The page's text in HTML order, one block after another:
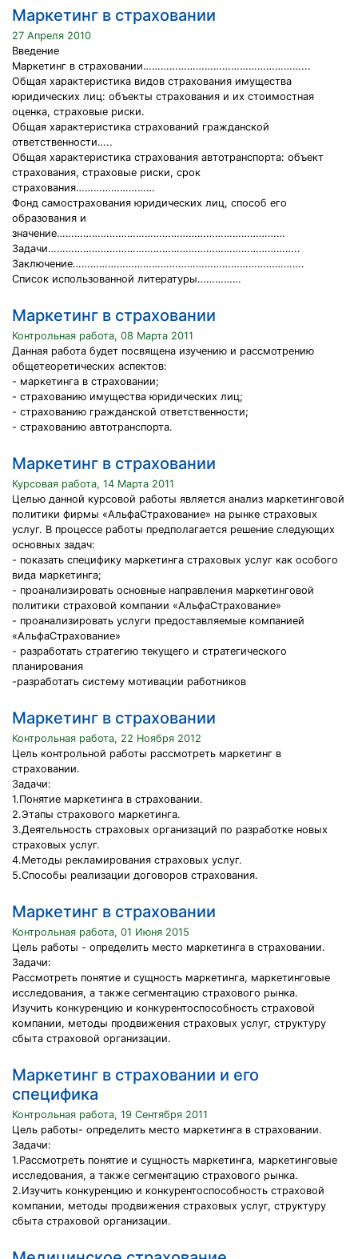
Маркетинг в страховании
27 Апреля 2010
Введение
Маркетинг в страховании………………………………………………...
Общая характеристика видов страхования имущества
юридических лиц: объекты страхования и их стоимостная
оценка, страховые риски.
Общая характеристика страхований гражданской
ответственности…..
Общая характеристика страхования автотранспорта: объект
страхования, страховые риски, срок
страхования………………………
Фонд самострахования юридических лиц, способ его
образования и
значение……………………………………………………………………
Задачи…………………………………………………………………………..
Заключение…………………………………………………………………….
Список использованной литературы……………
Маркетинг в страховании
Контрольная работа, 08 Марта 2011
Данная работа будет посвящена изучению и рассмотрению
общетеоретических аспектов:
- маркетинга в страховании;
- страхованию имущества юридических лиц;
- страхованию гражданской ответственности;
- страхованию автотранспорта.
Маркетинг в страховании
Курсовая работа, 14 Марта 2011
Целью данной курсовой работы является анализ маркетинговой
политики фирмы «АльфаСтрахование» на рынке страховых
услуг. В процессе работы предполагается решение следующих
основных задач:
- показать специфику маркетинга страховых услуг как особого
вида маркетинга;
- проанализировать основные направления маркетинговой
политики страховой компании «АльфаСтрахование»
- проанализировать услуги предоставляемые компанией
«АльфаСтрахование»
- разработать стратегию текущего и стратегического
планирования
-разработать систему мотивации работников
Маркетинг в страховании
Контрольная работа, 22 Ноября 2012
Цель контрольной работы рассмотреть маркетинг в
страховании.
Задачи:
1.Понятие маркетинга в страховании.
2.Этапы страхового маркетинга.
3.Деятельность страховых организаций по разработке новых
страховых услуг.
4.Методы рекламирования страховых услуг.
5.Способы реализации договоров страхования.
Маркетинг в страховании
Контрольная работа, 01 Июня 2015
Цель работы - определить место маркетинга в страховании.
Задачи:
Рассмотреть понятие и сущность маркетинга, маркетинговые
исследования, а также сегментацию страхового рынка.
Изучить конкуренцию и конкурентоспособность страховой
компании, методы продвижения страховых услуг, структуру
сбыта страховой организации.
Маркетинг в страховании и его
специфика
Контрольная работа, 19 Сентября 2011
Цель работы- определить место маркетинга в страховании.
Задачи:
1.Рассмотреть понятие и сущность маркетинга, маркетинговые
исследования, а также сегментацию страхового рынка.
2.Изучить конкуренцию и конкурентоспособность страховой
компании, методы продвижения страховых услуг, структуру
сбыта страховой организации.